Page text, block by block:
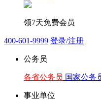
领7天免费会员
400-601-9999 登录/注册
公务员
各省公务员 国家公务
事业单位